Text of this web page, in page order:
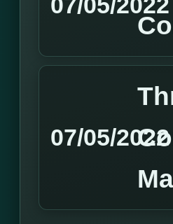
07/05/2022